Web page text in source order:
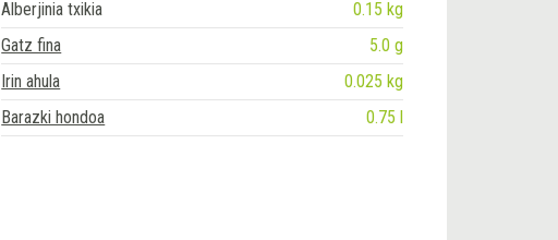
Alberjinia txikia
0.15 kg
Gatz fina
5.0 g
Irin ahula
0.025 kg
Barazki hondoa
0.75 l